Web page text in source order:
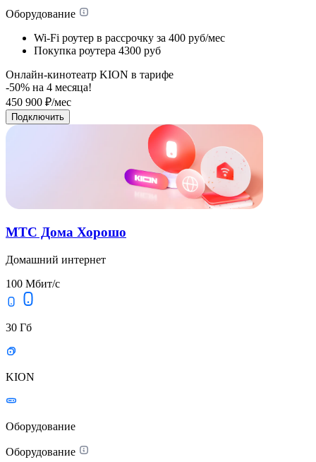
Оборудование
Wi-Fi роутер в рассрочку за 400 руб/мес
Покупка роутера 4300 руб
Онлайн-кинотеатр KION в тарифе
-50% на 4 месяца!
450 900 ₽/мес
Подключить
МТС Дома Хорошо
Домашний интернет
100 Мбит/с
30 Гб
KION
Оборудование
Оборудование